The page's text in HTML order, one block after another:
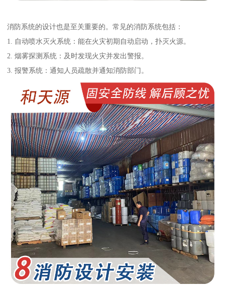
消防系统的设计也是至关重要的。常见的消防系统包括：
1. 自动喷水灭火系统：能在火灾初期自动启动，扑灭火源。
2. 烟雾探测系统：及时发现火灾并发出警报。
3. 报警系统：通知人员疏散并通知消防部门。